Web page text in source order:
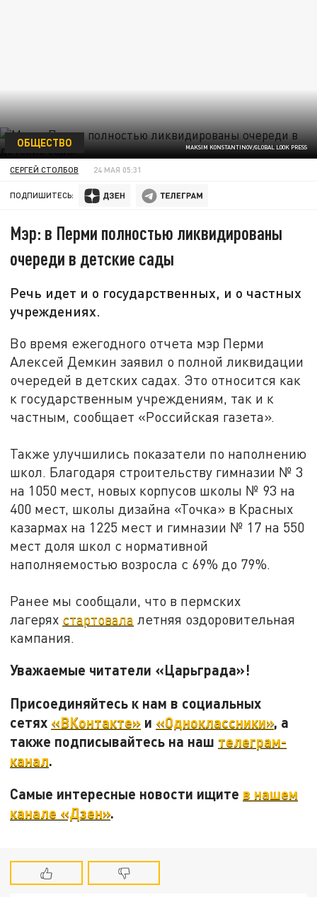
MAKSIM KONSTANTINOV/GLOBAL LOOK PRESS
ОБЩЕСТВО
СЕРГЕЙ СТОЛБОВ 24 МАЯ 05:31
ПОДПИШИТЕСЬ:
Мэр: в Перми полностью ликвидированы
очереди в детские сады
Речь идет и о государственных, и о частных
учреждениях.
Во время ежегодного отчета мэр Перми
Алексей Демкин заявил о полной ликвидации
очередей в детских садах. Это относится как
к государственным учреждениям, так и к
частным, сообщает «Российская газета».
Также улучшились показатели по наполнению
школ. Благодаря строительству гимназии № 3
на 1050 мест, новых корпусов школы № 93 на
400 мест, школы дизайна «Точка» в Красных
казармах на 1225 мест и гимназии № 17 на 550
мест доля школ с нормативной
наполняемостью возросла с 69% до 79%.
Ранее мы сообщали, что в пермских
лагерях стартовала летняя оздоровительная
кампания.
Уважаемые читатели «Царьграда»!
Присоединяйтесь к нам в социальных
сетях «ВКонтакте» и «Одноклассники», а
также подписывайтесь на наш телеграм-
канал.
Самые интересные новости ищите в нашем
канале «Дзен».